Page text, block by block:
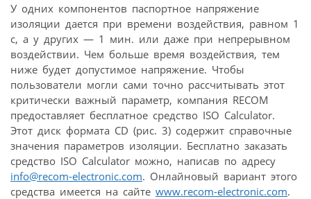
У одних компонентов паспортное напряжение
изоляции дается при времени воздействия, равном 1
с, а у других — 1 мин. или даже при непрерывном
воздействии. Чем больше время воздействия, тем
ниже будет допустимое напряжение. Чтобы
пользователи могли сами точно рассчитывать этот
критически важный параметр, компания RECOM
предоставляет бесплатное средство ISO Calculator.
Этот диск формата CD (рис. 3) содержит справочные
значения параметров изоляции. Бесплатно заказать
средство ISO Calculator можно, написав по адресу
info@recom-electronic.com. Онлайновый вариант этого
средства имеется на сайте www.recom-electronic.com.